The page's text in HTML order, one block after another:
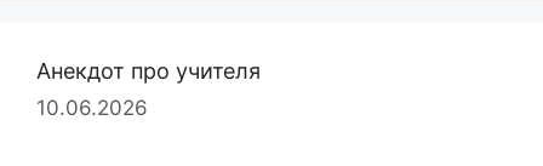
Анекдот про учителя
10.06.2026